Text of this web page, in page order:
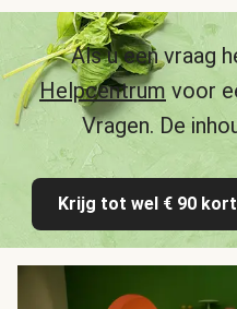
Als u een vraag
Helpcentrum voor
Vragen. De
Krijg tot wel € 90